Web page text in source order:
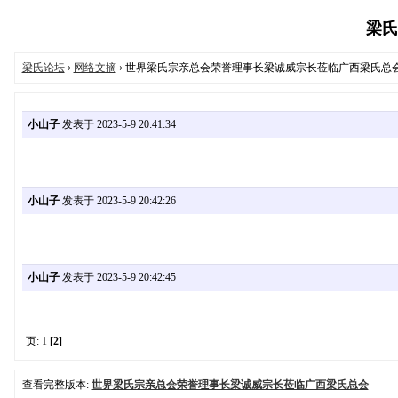
梁
梁氏论坛› 网络文摘› 世界梁氏宗亲总会荣誉理事长梁诚威宗长莅临广西梁氏总
小山子发表于 2023-5-9 20:41:34
小山子发表于 2023-5-9 20:42:26
小山子发表于 2023-5-9 20:42:45
页: 1 [2]
查看完整版本: 世界梁氏宗亲总会荣誉理事长梁诚威宗长莅临广西梁氏总会